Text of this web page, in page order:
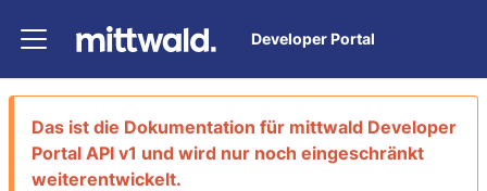
Developer Portal
Das ist die Dokumentation für mittwald Developer
Portal API v1 und wird nur noch eingeschränkt
weiterentwickelt.